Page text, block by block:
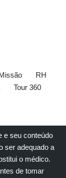
RH
Tour 360
e seu conteúdo
ser adequado a
o médico.
de tomar